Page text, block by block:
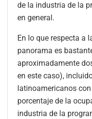
de la industria de la
en general.
En lo que respecta a
panorama es
aproximadamente
en este caso),
latinoamericanos
porcentaje de la
industria de la